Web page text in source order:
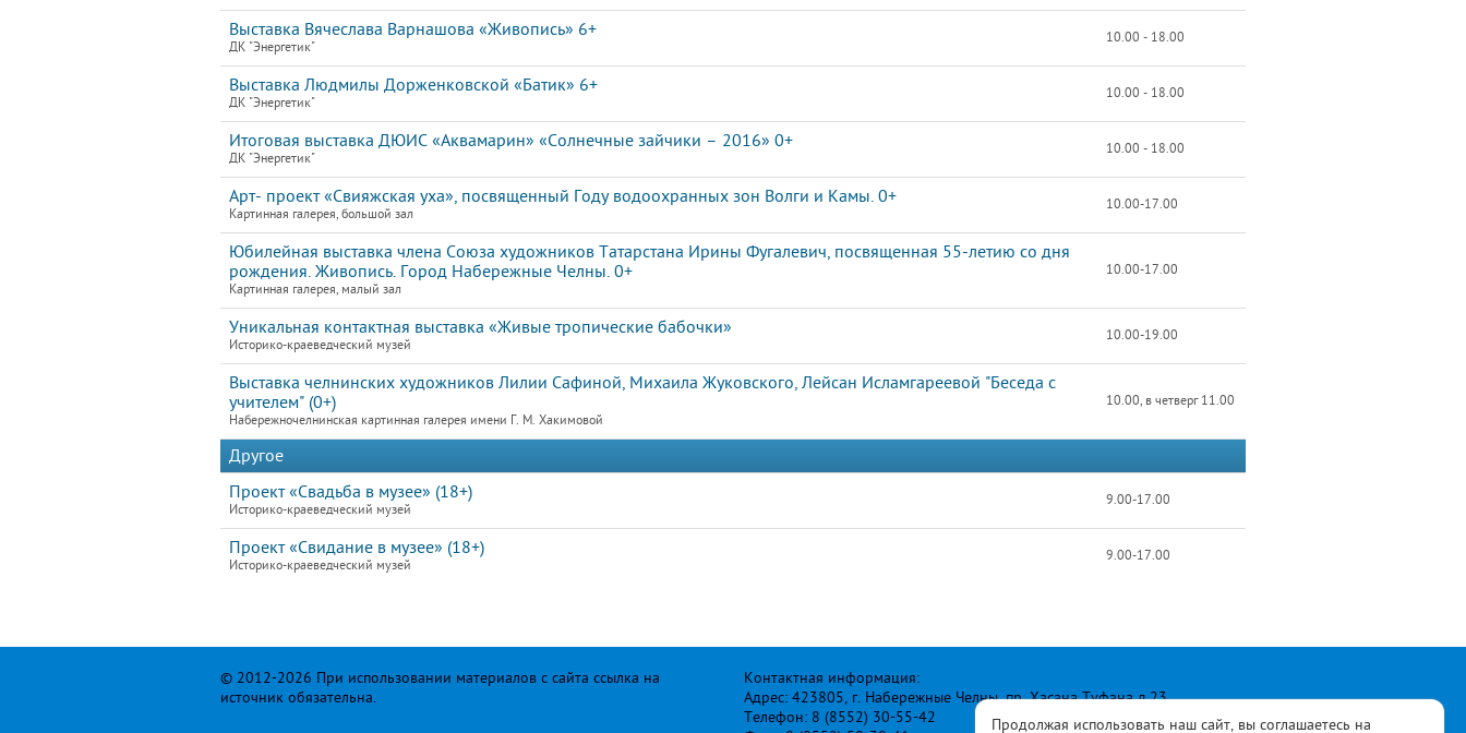
Продолжая использовать наш сайт, вы соглашаетесь на
Выставка Вячеслава Варнашова «Живопись» 6+
ДК "Энергетик"
10.00 - 18.00
Выставка Людмилы Дорженковской «Батик» 6+
ДК "Энергетик"
10.00 - 18.00
Итоговая выставка ДЮИС «Аквамарин» «Солнечные зайчики – 2016» 0+
ДК "Энергетик"
10.00 - 18.00
Арт- проект «Свияжская уха», посвященный Году водоохранных зон Волги и Камы. 0+
Картинная галерея, большой зал
10.00-17.00
Юбилейная выставка члена Союза художников Татарстана Ирины Фугалевич, посвященная 55-летию со дня
рождения. Живопись. Город Набережные Челны. 0+
Картинная галерея, малый зал
10.00-17.00
Уникальная контактная выставка «Живые тропические бабочки»
Историко-краеведческий музей
10.00-19.00
Выставка челнинских художников Лилии Сафиной, Михаила Жуковского, Лейсан Исламгареевой "Беседа с
учителем" (0+)
Набережночелнинская картинная галерея имени Г. М. Хакимовой
10.00, в четверг 11.00
Другое
Проект «Свадьба в музее» (18+)
Историко-краеведческий музей
9.00-17.00
Проект «Свидание в музее» (18+)
Историко-краеведческий музей
9.00-17.00
© 2012-2026 При использовании материалов с сайта ссылка на
источник обязательна.
Контактная информация:
Адрес: 423805, г. Набережные Челны, пр. Хасана Туфана д.23
Телефон: 8 (8552) 30-55-42